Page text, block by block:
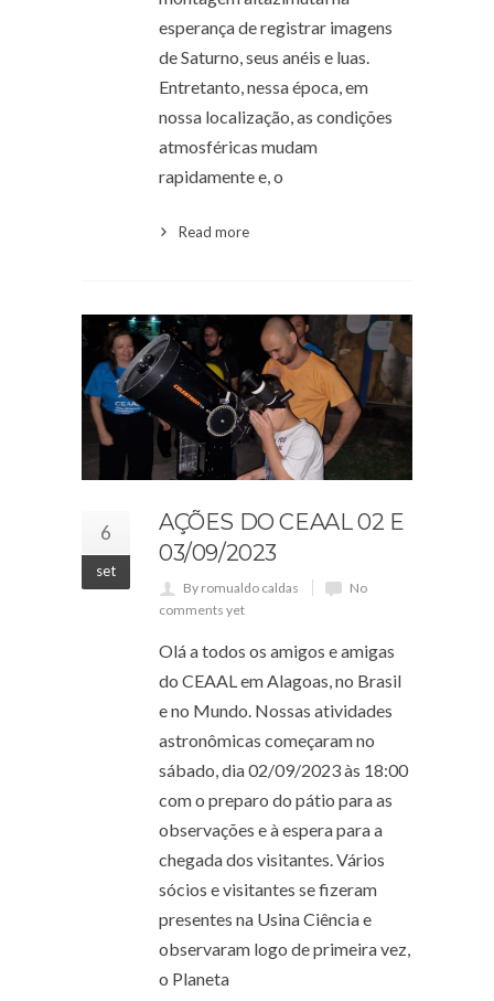
esperança de registrar imagens
de Saturno, seus anéis e luas.
Entretanto, nessa época, em
nossa localização, as condições
atmosféricas mudam
rapidamente e, o
Read more
6
set
AÇÕES DO CEAAL 02 E
03/09/2023
By romualdo caldas
No
comments yet
Olá a todos os amigos e amigas
do CEAAL em Alagoas, no Brasil
e no Mundo. Nossas atividades
astronômicas começaram no
sábado, dia 02/09/2023 às 18:00
com o preparo do pátio para as
observações e à espera para a
chegada dos visitantes. Vários
sócios e visitantes se fizeram
presentes na Usina Ciência e
observaram logo de primeira vez,
o Planeta